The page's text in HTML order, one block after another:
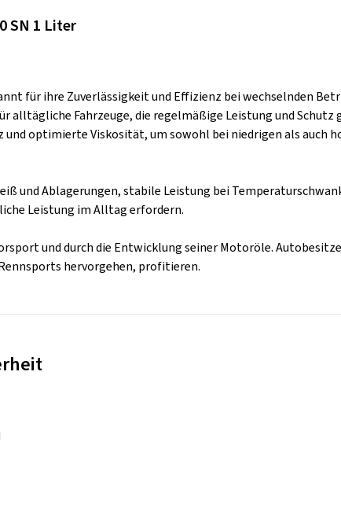
SN 1 Liter
für ihre Zuverlässigkeit und Effizienz bei wechselnden
alltägliche Fahrzeuge, die regelmäßige Leistung und Schutz
optimierte Viskosität, um sowohl bei niedrigen als auch
und Ablagerungen, stabile Leistung bei
Leistung im Alltag erfordern.
und durch die Entwicklung seiner Motoröle.
hervorgehen, profitieren.